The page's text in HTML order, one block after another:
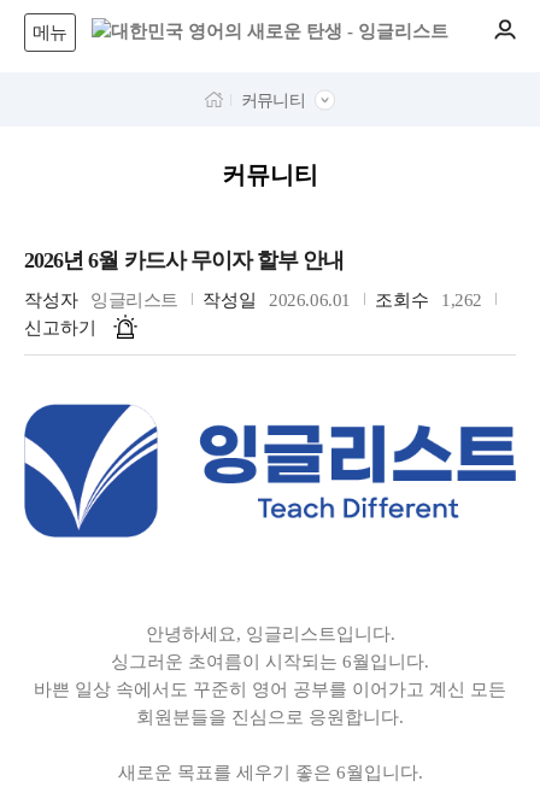
메뉴
커뮤니티
커뮤니티
2026년 6월 카드사 무이자 할부 안내
작성자 잉글리스트 작성일 2026.06.01 조회수
1,262
신고하기
안녕하세요, 잉글리스트입니다.
싱그러운 초여름이 시작되는 6월입니다.
바쁜 일상 속에서도 꾸준히 영어 공부를 이어가고 계신 모든
회원분들을 진심으로 응원합니다.
새로운 목표를 세우기 좋은 6월입니다.